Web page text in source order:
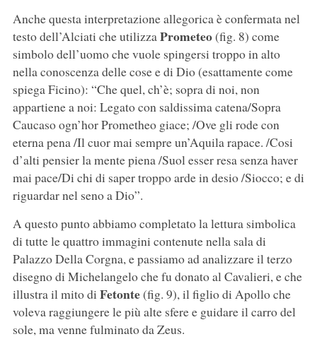
Anche questa interpretazione allegorica è confermata nel
testo dell’Alciati che utilizzaPrometeo(fig. 8) come
simbolo dell’uomo che vuole spingersi troppo in alto
nella conoscenza delle cose e di Dio (esattamente come
spiega Ficino): “Che quel, ch’è; sopra di noi, non
appartiene a noi: Legato con saldissima catena/Sopra
Caucaso ogn’hor Prometheo giace; /Ove gli rode con
eterna pena /Il cuor mai sempre un’Aquila rapace. /Cosi
d’alti pensier la mente piena /Suol esser resa senza haver
mai pace/Di chi di saper troppo arde in desio /Siocco; e di
riguardar nel seno a Dio”.
A questo punto abbiamo completato la lettura simbolica
di tutte le quattro immagini contenute nella sala di
Palazzo Della Corgna, e passiamo ad analizzare il terzo
disegno di Michelangelo che fu donato al Cavalieri, e che
illustra il mito di Fetonte(fig. 9), il figlio di Apollo che
voleva raggiungere le più alte sfere e guidare il carro del
sole, ma venne fulminato da Zeus.